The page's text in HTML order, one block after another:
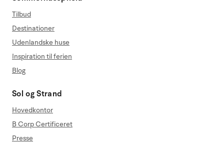
Tilbud
Destinationer
Udenlandske huse
Inspiration til ferien
Blog
Sol og Strand
Hovedkontor
B Corp Certificeret
Presse